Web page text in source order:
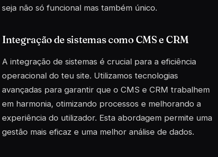
seja não só funcional mas também único.
Integração de sistemas como CMS e CRM
A integração de sistemas é crucial para a eficiência
operacional do teu site. Utilizamos tecnologias
avançadas para garantir que o CMS e CRM trabalhem
em harmonia, otimizando processos e melhorando a
experiência do utilizador. Esta abordagem permite uma
gestão mais eficaz e uma melhor análise de dados.